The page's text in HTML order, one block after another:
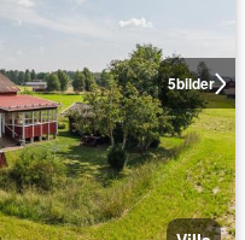
5bilder